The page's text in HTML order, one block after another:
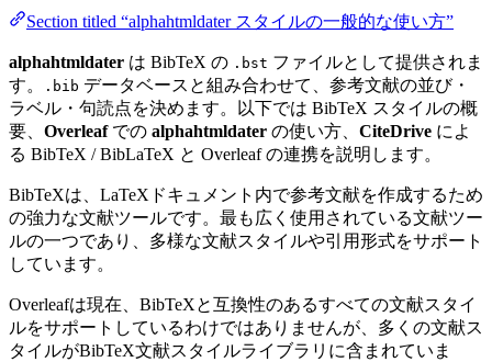
Section titled “alphahtmldater スタイルの一般的な使い方”
alphahtmldater は BibTeX の .bst ファイルとして提供されま
す。
.bib データベースと組み合わせて、参考文献の並び・
ラベル・句読点を決めます。以下では BibTeX スタイルの概
要、 Overleafでの alphahtmldater の使い方、 CiteDrive によ
る BibTeX / BibLaTeX と Overleaf の連携を説明します。
BibTeXは、LaTeXドキュメント内で参考文献を作成するため
の強力な文献ツールです。最も広く使用されている文献ツー
ルの一つであり、多様な文献スタイルや引用形式をサポート
しています。
Overleafは現在、BibTeXと互換性のあるすべての文献スタイ
ルをサポートしているわけではありませんが、多くの文献ス
タイルがBibTeX文献スタイルライブラリに含まれていま